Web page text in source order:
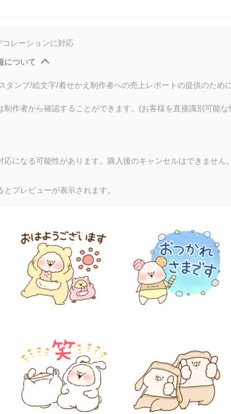
レーションに対応
について
タンプ/絵文字/着せかえ制作者への売上レポートの提供のため
制作者から確認することができます。(お客様を直接識別可能
になる可能性があります。購入後のキャンセルはできません。
プレビューが表示されます。